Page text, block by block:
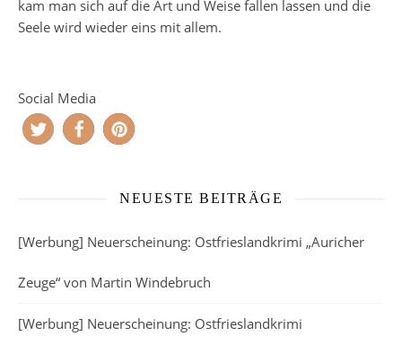
kam man sich auf die Art und Weise fallen lassen und die
Seele wird wieder eins mit allem.
Social Media
NEUESTE BEITRÄGE
[Werbung] Neuerscheinung: Ostfrieslandkrimi „Auricher
Zeuge“ von Martin Windebruch
[Werbung] Neuerscheinung: Ostfrieslandkrimi